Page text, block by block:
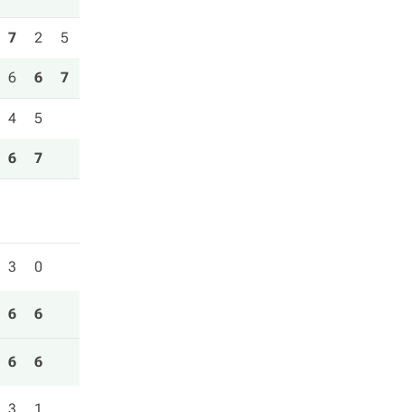
7 2 5
6 6 7
4 5
6 7
3 0
6 6
6 6